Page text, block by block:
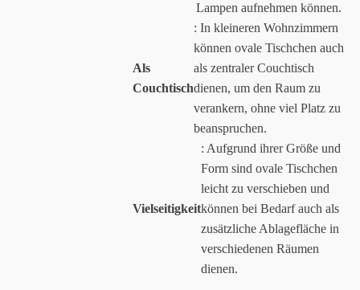
Lampen aufnehmen können.
Als
Couchtisch
: In kleineren Wohnzimmern
können ovale Tischchen auch
als zentraler Couchtisch
dienen, um den Raum zu
verankern, ohne viel Platz zu
beanspruchen.
Vielseitigkeit
: Aufgrund ihrer Größe und
Form sind ovale Tischchen
leicht zu verschieben und
können bei Bedarf auch als
zusätzliche Ablagefläche in
verschiedenen Räumen
dienen.